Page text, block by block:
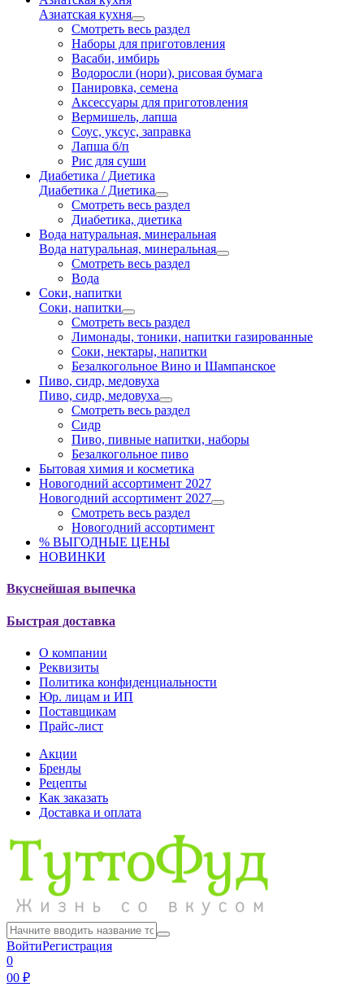
Азиатская кухня
Смотреть весь раздел
Наборы для приготовления
Васаби, имбирь
Водоросли (нори), рисовая бумага
Панировка, семена
Аксессуары для приготовления
Вермишель, лапша
Соус, уксус, заправка
Лапша б/п
Рис для суши
Диабетика / Диетика
Диабетика / Диетика
Смотреть весь раздел
Диабетика, диетика
Вода натуральная, минеральная
Вода натуральная, минеральная
Смотреть весь раздел
Вода
Соки, напитки
Соки, напитки
Смотреть весь раздел
Лимонады, тоники, напитки газированные
Соки, нектары, напитки
Безалкогольное Вино и Шампанское
Пиво, сидр, медовуха
Пиво, сидр, медовуха
Смотреть весь раздел
Сидр
Пиво, пивные напитки, наборы
Безалкогольное пиво
Бытовая химия и косметика
Новогодний ассортимент 2027
Новогодний ассортимент 2027
Смотреть весь раздел
Новогодний ассортимент
% ВЫГОДНЫЕ ЦЕНЫ
НОВИНКИ
Вкуснейшая выпечка
Быстрая доставка
О компании
Реквизиты
Политика конфиденциальности
Юр. лицам и ИП
Поставщикам
Прайс-лист
Акции
Бренды
Рецепты
Как заказать
Доставка и оплата
ВойтиРегистрация
0
00 ₽